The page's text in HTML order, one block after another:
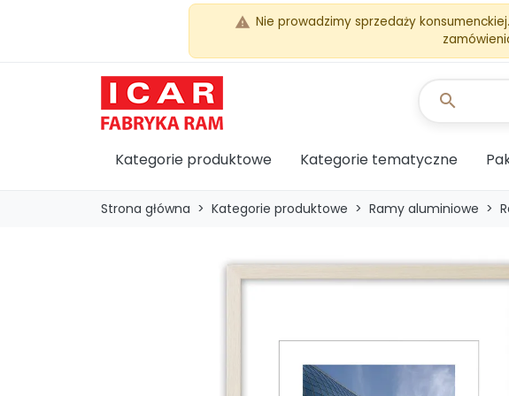
warning Nie prowadzimy sprzedaży
Kategorie produktowe Kategorie tematyczne
search
Strona główna Kategorie produktowe Ramy aluminiowe